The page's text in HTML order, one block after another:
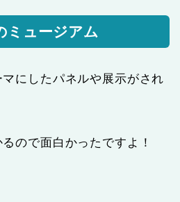
ミュージアム
にしたパネルや展示がされ
ので面白かったですよ！